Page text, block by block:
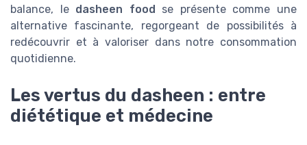
balance, le dasheen food se présente comme une
alternative fascinante, regorgeant de possibilités à
redécouvrir et à valoriser dans notre consommation
quotidienne.
Les vertus du dasheen : entre
diététique et médecine